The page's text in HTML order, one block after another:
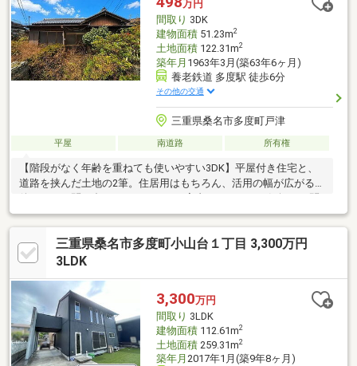
万円
間取り 3DK
建物面積51.23m2
土地面積122.31m2
築年月 1963年3月(築63年6ヶ月)
養老鉄道 多度駅 徒歩6分
その他の交通
三重県桑名市多度町戸津
平屋 南道路 所有権
【階段がなく年齢を重ねても使いやすい3DK】平屋付き住宅と、
道路を挟んだ土地の2筆。住居用はもちろん、活用の幅が広がる物
件です！お問い合わせからすぐにご案内できます。お気軽にお問
い合わせください！
三重県桑名市多度町小山台１丁目 3,300万円
3LDK
3,300万円
間取り 3LDK
建物面積112.61m2
土地面積259.31m2
築年月 2017年1月(築9年8ヶ月)